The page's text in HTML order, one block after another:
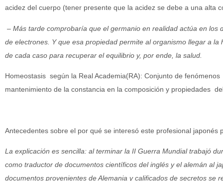
acidez del cuerpo (tener presente que la acidez se debe a una alta
– Más tarde comprobaría que el germanio en realidad actúa en los
de electrones. Y que esa propiedad permite al organismo llegar a
de cada caso para recuperar el equilibrio y, por ende, la salud.
Homeostasis según la Real Academia(RA): Conjunto de
mantenimiento de la constancia en la composición y propiedades
Antecedentes sobre el por qué se interesó este profesional japonés
La explicación es sencilla: al terminar la II Guerra Mundial trabajó
como traductor de documentos científicos del inglés y el alemán al
documentos provenientes de Alemania y calificados de secretos se